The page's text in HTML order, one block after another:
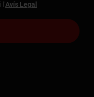
i l'Avís Legal